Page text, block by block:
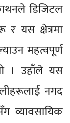
डिजिटल
यस क्षेत्रमा
महत्वपूर्ण
। उहाँले यस
नगद
व्यावसायिक